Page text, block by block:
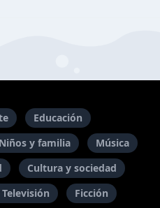
Educación
Niños y familia
Música
Cultura y sociedad
Ficción